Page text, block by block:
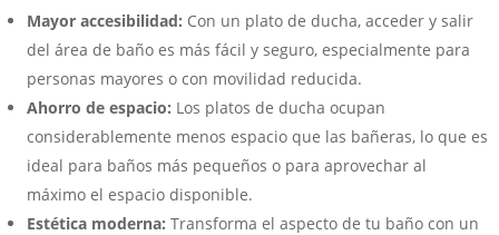
Mayor accesibilidad: Con un plato de ducha, acceder y salir
del área de baño es más fácil y seguro, especialmente para
personas mayores o con movilidad reducida.
Ahorro de espacio: Los platos de ducha ocupan
considerablemente menos espacio que las bañeras, lo que es
ideal para baños más pequeños o para aprovechar al
máximo el espacio disponible.
Estética moderna: Transforma el aspecto de tu baño con un